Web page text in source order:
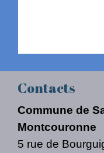
Contacts
Commune de
Montcouronne
5 rue de